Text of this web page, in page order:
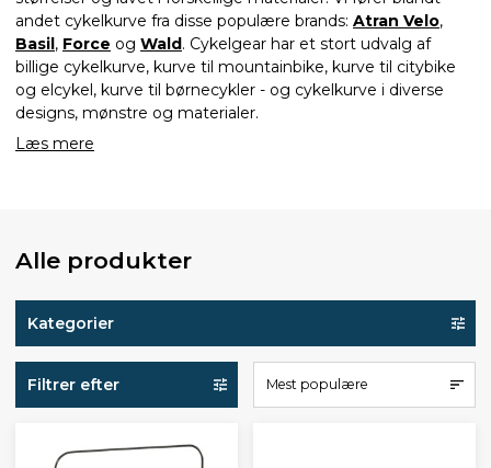
andet cykelkurve fra disse populære brands: Atran Velo,
Basil, Force og Wald. Cykelgear har et stort udvalg af
billige cykelkurve, kurve til mountainbike, kurve til citybike
og elcykel, kurve til børnecykler - og cykelkurve i diverse
designs, mønstre og materialer.
Læs mere
Alle produkter
Kategorier
Filtrer efter Mest populære